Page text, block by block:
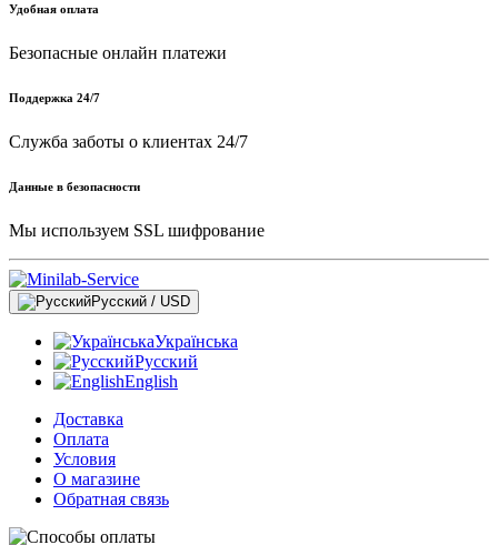
Удобная оплата
Безопасные онлайн платежи
Поддержка 24/7
Служба заботы о клиентах 24/7
Данные в безопасности
Мы используем SSL шифрование
Русский / USD
Українська
Русский
English
Доставка
Оплата
Условия
О магазине
Обратная связь